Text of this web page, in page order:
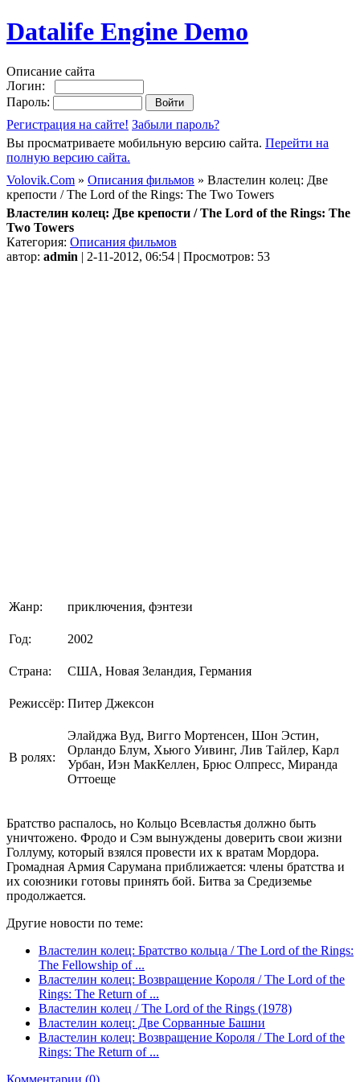
Datalife Engine Demo
Описание сайта
Логин:
Пароль:
Регистрация на сайте! Забыли пароль?
Вы просматриваете мобильную версию сайта. Перейти на
полную версию сайта.
Volovik.Com » Описания фильмов » Властелин колец: Две
крепости / The Lord of the Rings: The Two Towers
Властелин колец: Две крепости / The Lord of the Rings: The
Two Towers
Категория: Описания фильмов
автор: admin | 2-11-2012, 06:54 | Просмотров: 53
Жанр: приключения, фэнтези
Год: 2002
Страна: США, Новая Зеландия, Германия
Режиссёр: Питер Джексон
В ролях:
Элайджа Вуд, Вигго Мортенсен, Шон Эстин,
Орландо Блум, Хьюго Уивинг, Лив Тайлер, Карл
Урбан, Иэн МакКеллен, Брюс Олпресс, Миранда
Оттоеще
Братство распалось, но Кольцо Всевластья должно быть
уничтожено. Фродо и Сэм вынуждены доверить свои жизни
Голлуму, который взялся провести их к вратам Мордора.
Громадная Армия Сарумана приближается: члены братства и
их союзники готовы принять бой. Битва за Средиземье
продолжается.
Другие новости по теме:
Властелин колец: Братство кольца / The Lord of the Rings:
The Fellowship of ...
Властелин колец: Возвращение Короля / The Lord of the
Rings: The Return of ...
Властелин колец / The Lord of the Rings (1978)
Властелин колец: Две Сорванные Башни
Властелин колец: Возвращение Короля / The Lord of the
Rings: The Return of ...
Комментарии (0)